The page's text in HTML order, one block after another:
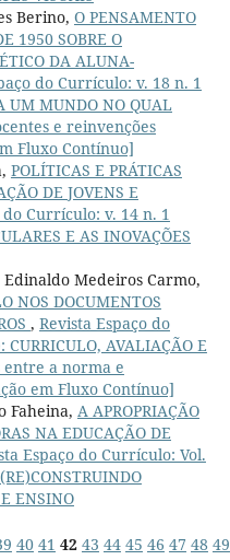
Berino, O PENSAMENTO
1950 SOBRE O
DA ALUNA-
do Currículo: v. 18 n. 1
UM MUNDO NO QUAL
e reinvenções
Fluxo Contínuo]
POLÍTICAS E PRÁTICAS
DE JOVENS E
do Currículo: v. 14 n. 1
E AS INOVAÇÕES
Edinaldo Medeiros Carmo,
NOS DOCUMENTOS
, Revista Espaço do
AVALIAÇÃO E
entre a norma e
em Fluxo Contínuo]
Faheina, A APROPRIAÇÃO
NA EDUCAÇÃO DE
Espaço do Currículo: Vol.
ENSINO
40 41 42 43 44 45 46 47 48 49